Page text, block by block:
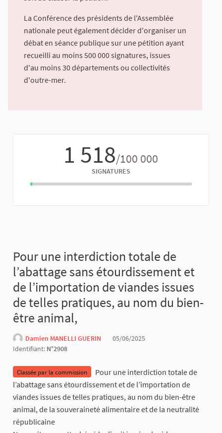
La Conférence des présidents de l'Assemblée
nationale peut également décider d'organiser un
débat en séance publique sur une pétition ayant
recueilli au moins 500 000 signatures, issues
d'au moins 30 départements ou collectivités
d'outre-mer.
1 518/100 000
SIGNATURES
Pour une interdiction totale de
l’abattage sans étourdissement et
de l’importation de viandes issues
de telles pratiques, au nom du bien-
être animal,
Damien MANELLI GUERIN
05/06/2025
Identifiant: N°2908
Classée par la commission
Pour une interdiction totale de
l’abattage sans étourdissement et de l’importation de
viandes issues de telles pratiques, au nom du bien-être
animal, de la souveraineté alimentaire et de la neutralité
républicaine